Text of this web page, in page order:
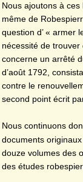
Nous ajoutons à
même de
question d’ « armer
nécessité de trouver
concerne un arrêté
d’août 1792,
contre le
second point écrit
Nous continuons
documents
douze volumes des
des études